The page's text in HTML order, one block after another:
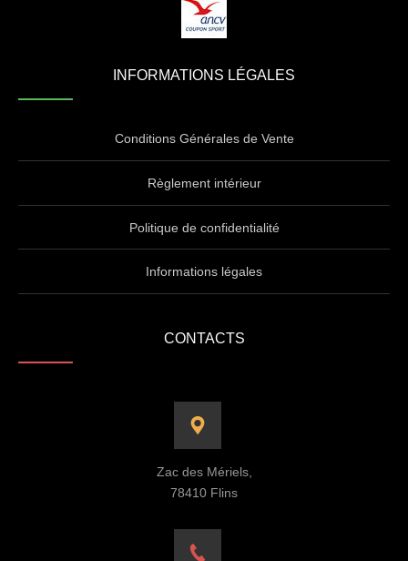
INFORMATIONS LÉGALES
Conditions Générales de Vente
Règlement intérieur
Politique de confidentialité
Informations légales
CONTACTS
Zac des Mériels,
78410 Flins